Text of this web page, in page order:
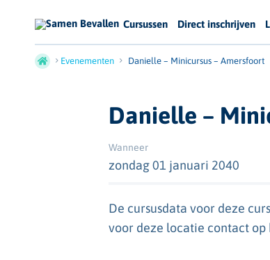
Cursussen Direct inschrijven
Evenementen Danielle – Minicursus – Amersfoort
Danielle –
Wanneer
zondag 01 januari 2040
De cursusdata voor deze
voor deze locatie contact op